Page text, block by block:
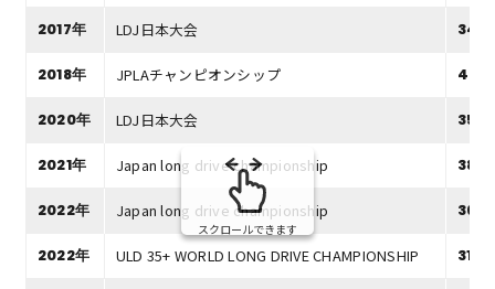
2017年 LDJ日本大会
2018年 JPLAチャンピオンシップ
2020年 LDJ日本大会
2021年 Japan long drive championship
2022年 Japan long drive championship
2022年 ULD 35+ WORLD LONG DRIVE CHAMPIONSHIP
スクロールできます